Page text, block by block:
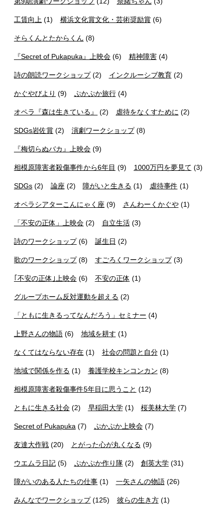
工賃向上 (1) 横浜文化賞文化・芸術奨励賞(6)
そらくんとたからくん (8)
『Secret of Pukapuka』上映会 (6) 精神障害(4)
詩の朗読ワークショップ(2) インクルーシブ教育(2)
かぐやびより (9) ぷかぷか旅行(4)
オペラ『森は生きている』 (2) 虐待をなくすために (2)
SDGs岩佐賞 (2) 演劇ワークショップ(8)
『梅切らぬバカ』上映会 (9)
相模原障害者殺傷事件から6年目 (9) 1000万円を夢見て (3)
SDGs (2) 論座 (2) 障がいと生きる (1) 虐待事件 (1)
オペラシアターこんにゃく座 (9) さんわーくかぐや(1)
「不安の正体」上映会 (2) 自立生活(3)
詩のワークショップ(6) 誕生日 (2)
歌のワークショップ(8) すごろくワークショップ(3)
｢不安の正体｣上映会 (6) 不安の正体 (1)
グループホーム反対運動を超える (2)
「ともに生きるってなんだろう」セミナー (4)
上野さんの物語 (6) 地域を耕す (1)
なくてはならない存在 (1) 社会の問題と自分(1)
地域で関係を作る (1) 養護学校キンコンカン (8)
相模原障害者殺傷事件5年目に思うこと (12)
ともに生きる社会 (2) 早稲田大学(1) 桜美林大学 (7)
Secret of Pukapuka (7) ぷかぷか上映会(7)
友達大作戦 (20) とがった心が丸くなる (9)
ウエムラ日記 (5) ぷかぷか作り隊(2) 創英大学 (31)
障がいのある人たちの仕事 (1) 一矢さんの物語(26)
みんなでワークショップ(125) 彼らの生き方(1)